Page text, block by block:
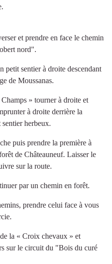
et prendre en face le chemin
nord".
petit sentier à droite descendant
de Moussanas.
» tourner à droite et
à droite derrière la
herbeux.
puis prendre la première à
de Châteauneuf. Laisser le
sur la route.
par un chemin en forêt.
prendre celui face à vous
la « Croix chevaux » et
sur le circuit du "Bois du curé